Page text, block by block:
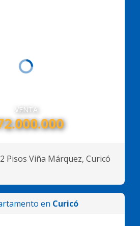
VENTA
Pisos Viña Márquez, Curicó
en Curicó